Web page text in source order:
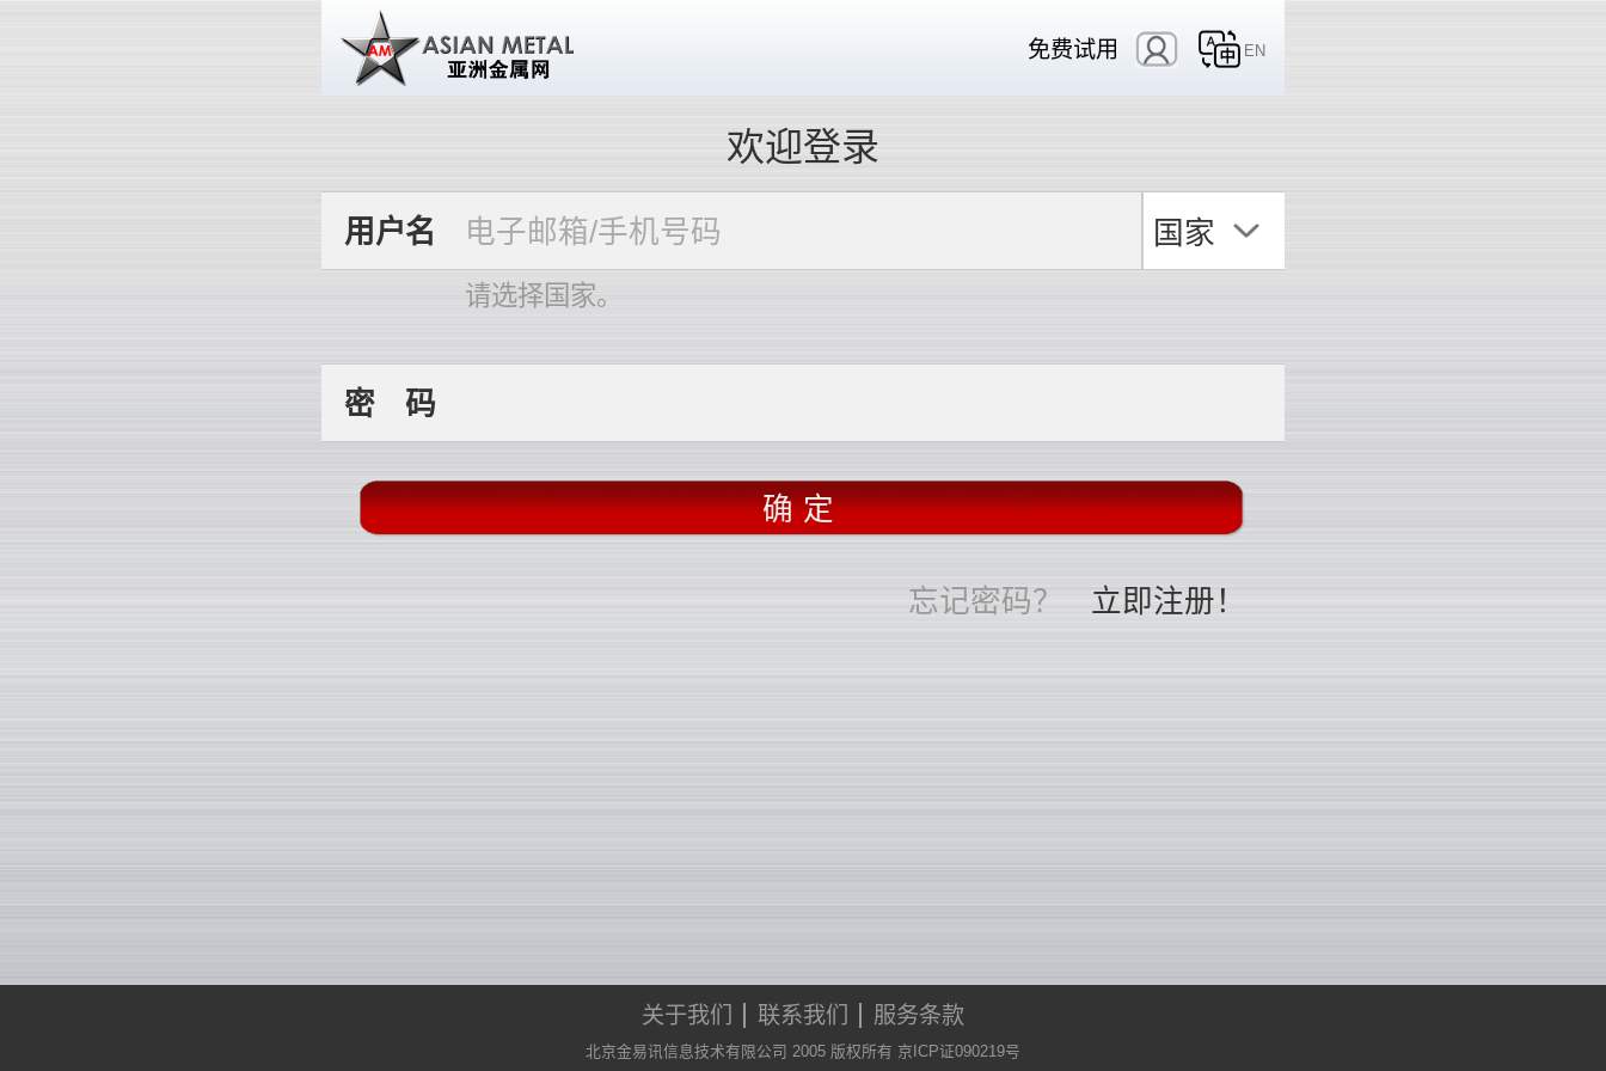
免费试用 EN
欢迎登录
用户名 国家
请选择国家。
密 码
忘记密码？ 立即注册！
关于我们 联系我们 服务条款
北京金易讯信息技术有限公司 2005 版权所有 京ICP证090219号